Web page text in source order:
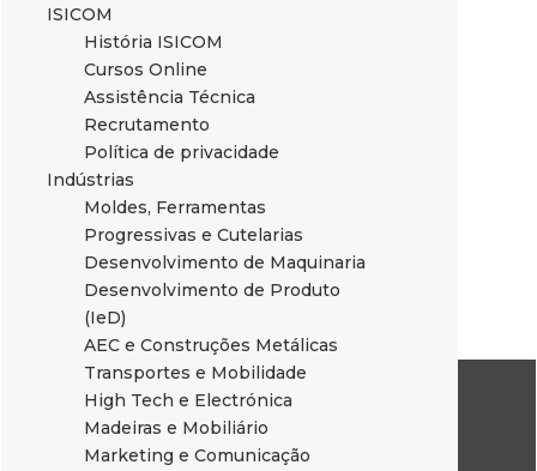
ISICOM
História ISICOM
Cursos Online
Assistência Técnica
Recrutamento
Política de privacidade
Indústrias
Moldes, Ferramentas
Progressivas e Cutelarias
Desenvolvimento de Maquinaria
Desenvolvimento de Produto
(IeD)
AEC e Construções Metálicas
Transportes e Mobilidade
High Tech e Electrónica
Madeiras e Mobiliário
Marketing e Comunicação